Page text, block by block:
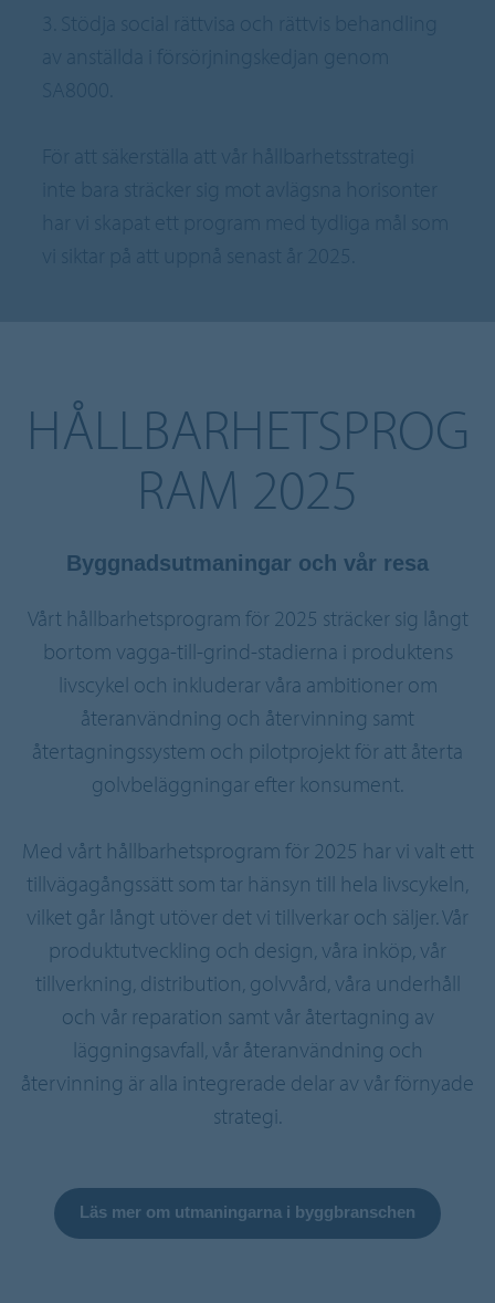
HÅLLBARHETSPROG
RAM 2025
Byggnadsutmaningar och vår resa
Vårt hållbarhetsprogram för 2025 sträcker sig långt
bortom vagga-till-grind-stadierna i produktens
livscykel och inkluderar våra ambitioner om
återanvändning och återvinning samt
återtagningssystem och pilotprojekt för att återta
golvbeläggningar efter konsument.
Med vårt hållbarhetsprogram för 2025 har vi valt ett
tillvägagångssätt som tar hänsyn till hela livscykeln,
vilket går långt utöver det vi tillverkar och säljer. Vår
produktutveckling och design, våra inköp, vår
tillverkning, distribution, golvvård, våra underhåll
och vår reparation samt vår återtagning av
läggningsavfall, vår återanvändning och
återvinning är alla integrerade delar av vår förnyade
strategi.
Läs mer om utmaningarna i byggbranschen